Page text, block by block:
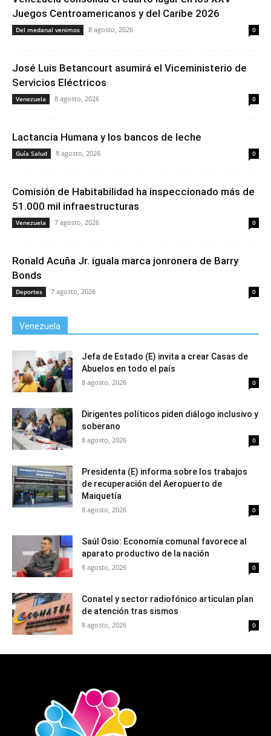
Juegos Centroamericanos y del Caribe 2026
Del medanal venimos 8 agosto, 2026 0
José Luis Betancourt asumirá el Viceministerio de
Servicios Eléctricos
Venezuela 8 agosto, 2026 0
Lactancia Humana y los bancos de leche
Guía Salud 8 agosto, 2026 0
Comisión de Habitabilidad ha inspeccionado más de
51.000 mil infraestructuras
Venezuela 7 agosto, 2026 0
Ronald Acuña Jr. iguala marca jonronera de Barry
Bonds
Deportes 7 agosto, 2026 0
Venezuela
Jefa de Estado (E) invita a crear Casas de
Abuelos en todo el país
8 agosto, 2026 0
Dirigentes políticos piden diálogo inclusivo y
soberano
8 agosto, 2026 0
Presidenta (E) informa sobre los trabajos
de recuperación del Aeropuerto de
Maiquetía
8 agosto, 2026 0
Saúl Osio: Economía comunal favorece al
aparato productivo de la nación
8 agosto, 2026 0
Conatel y sector radiofónico articulan plan
de atención tras sismos
8 agosto, 2026 0